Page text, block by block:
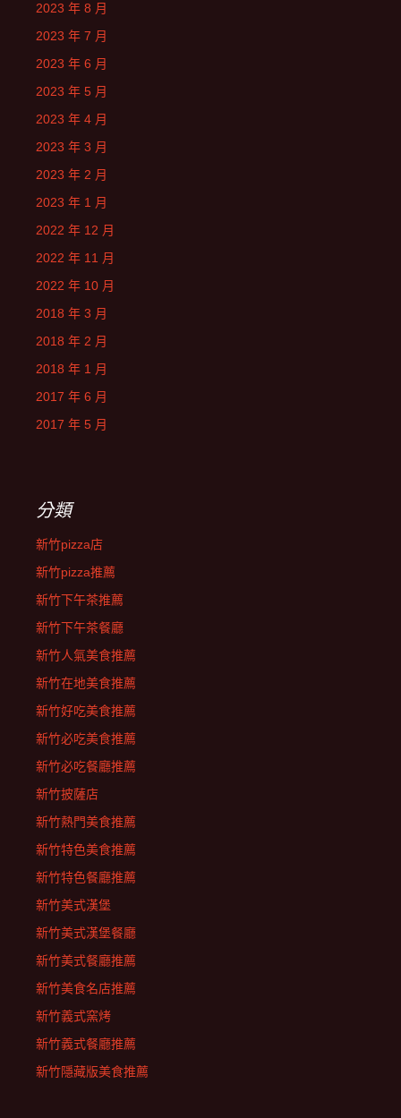
2023 年 8 月
2023 年 7 月
2023 年 6 月
2023 年 5 月
2023 年 4 月
2023 年 3 月
2023 年 2 月
2023 年 1 月
2022 年 12 月
2022 年 11 月
2022 年 10 月
2018 年 3 月
2018 年 2 月
2018 年 1 月
2017 年 6 月
2017 年 5 月
分類
新竹pizza店
新竹pizza推薦
新竹下午茶推薦
新竹下午茶餐廳
新竹人氣美食推薦
新竹在地美食推薦
新竹好吃美食推薦
新竹必吃美食推薦
新竹必吃餐廳推薦
新竹披薩店
新竹熱門美食推薦
新竹特色美食推薦
新竹特色餐廳推薦
新竹美式漢堡
新竹美式漢堡餐廳
新竹美式餐廳推薦
新竹美食名店推薦
新竹義式窯烤
新竹義式餐廳推薦
新竹隱藏版美食推薦